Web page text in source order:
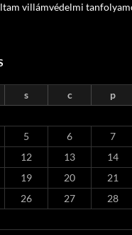
villámvédelmi
s c p
5 6 7
12 13 14
19 20 21
26 27 28